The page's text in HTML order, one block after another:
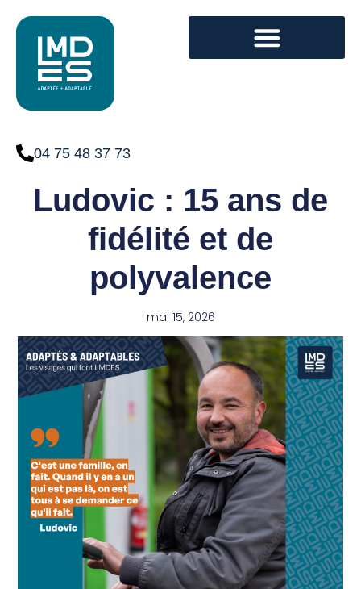
04 75 48 37 73
Ludovic : 15 ans de
fidélité et de
polyvalence
mai 15, 2026